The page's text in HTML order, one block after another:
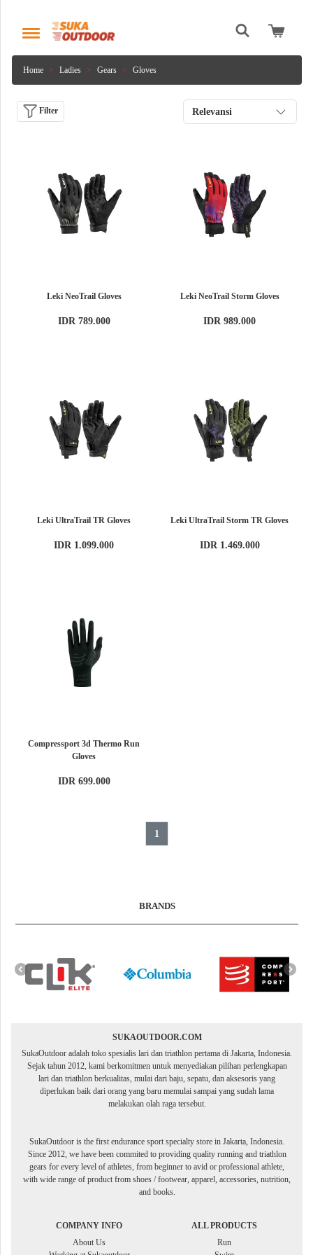
Home Ladies Gears Gloves
Filter Relevansi
Leki NeoTrail Gloves
IDR 789.000
Leki NeoTrail Storm Gloves
IDR 989.000
Leki UltraTrail TR Gloves
IDR 1.099.000
Leki UltraTrail Storm TR Gloves
IDR 1.469.000
Compressport 3d Thermo Run
Gloves
IDR 699.000
1
BRANDS
SUKAOUTDOOR.COM
SukaOutdoor adalah toko spesialis lari dan triathlon pertama di Jakarta, Indonesia.
Sejak tahun 2012, kami berkomitmen untuk menyediakan pilihan perlengkapan
lari dan triathlon berkualitas, mulai dari baju, sepatu, dan aksesoris yang
diperlukan baik dari orang yang baru memulai sampai yang sudah lama
melakukan olah raga tersebut.
SukaOutdoor is the first endurance sport specialty store in Jakarta, Indonesia.
Since 2012, we have been commited to providing quality running and triathlon
gears for every level of athletes, from beginner to avid or professional athlete,
with wide range of product from shoes / footwear, apparel, accessories, nutrition,
and books.
COMPANY INFO
About Us
ALL PRODUCTS
Run